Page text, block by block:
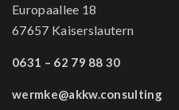
Europaallee 18
67657 Kaiserslautern
0631 – 62 79 88 30
wermke@akkw.consulting